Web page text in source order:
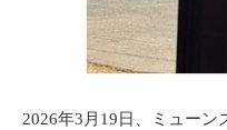
2026年3月19日、ミューン